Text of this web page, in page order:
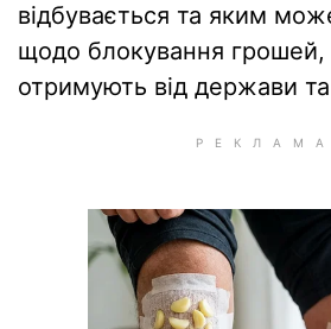
відбувається та яким
щодо блокування грошей,
отримують від держави та